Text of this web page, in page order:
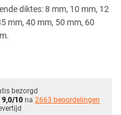
diktes: 8 mm, 10 mm, 12
mm, 40 mm, 50 mm, 60
bezorgd
9,0/10 na 2663 beoordelingen